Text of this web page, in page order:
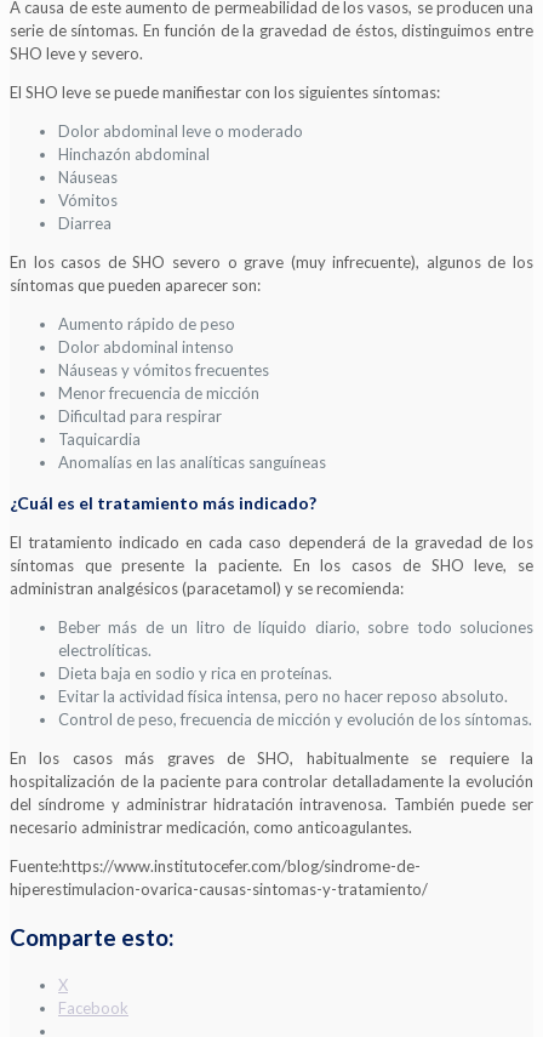
A causa de este aumento de permeabilidad de los vasos, se producen una
serie de síntomas. En función de la gravedad de éstos, distinguimos entre
SHO leve y severo.
El SHO leve se puede manifiestar con los siguientes síntomas:
Dolor abdominal leve o moderado
Hinchazón abdominal
Náuseas
Vómitos
Diarrea
En los casos de SHO severo o grave (muy infrecuente), algunos de los
síntomas que pueden aparecer son:
Aumento rápido de peso
Dolor abdominal intenso
Náuseas y vómitos frecuentes
Menor frecuencia de micción
Dificultad para respirar
Taquicardia
Anomalías en las analíticas sanguíneas
¿Cuál es el tratamiento más indicado?
El tratamiento indicado en cada caso dependerá de la gravedad de los
síntomas que presente la paciente. En los casos de SHO leve, se
administran analgésicos (paracetamol) y se recomienda:
Beber más de un litro de líquido diario, sobre todo soluciones
electrolíticas.
Dieta baja en sodio y rica en proteínas.
Evitar la actividad física intensa, pero no hacer reposo absoluto.
Control de peso, frecuencia de micción y evolución de los síntomas.
En los casos más graves de SHO, habitualmente se requiere la
hospitalización de la paciente para controlar detalladamente la evolución
del síndrome y administrar hidratación intravenosa. También puede ser
necesario administrar medicación, como anticoagulantes.
Fuente:https://www.institutocefer.com/blog/sindrome-de-
hiperestimulacion-ovarica-causas-sintomas-y-tratamiento/
Comparte esto:
X
Facebook